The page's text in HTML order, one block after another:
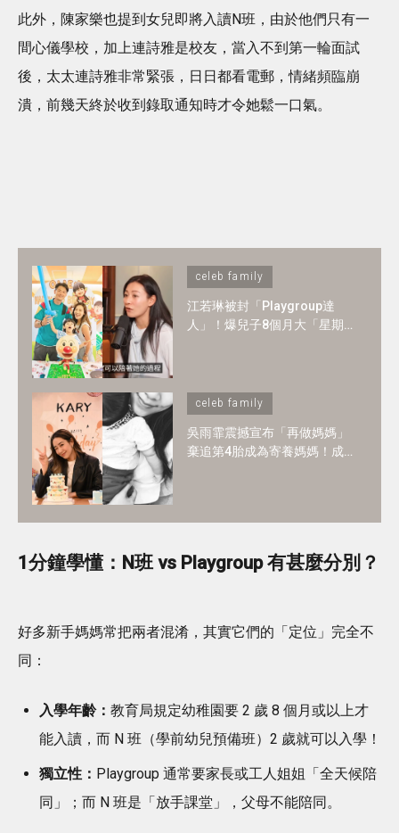
此外，陳家樂也提到女兒即將入讀N班，由於他們只有一
間心儀學校，加上連詩雅是校友，當入不到第一輪面試
後，太太連詩雅非常緊張，日日都看電郵，情緒頻臨崩
潰，前幾天終於收到錄取通知時才令她鬆一口氣。
celeb family
江若琳被封「Playgroup達
人」！爆兒子8個月大「星期
celeb family
吳雨霏震撼宣布「再做媽媽」
棄追第4胎成為寄養媽媽！成
1分鐘學懂：N班 vs Playgroup 有甚麼分別？
好多新手媽媽常把兩者混淆，其實它們的「定位」完全不
同：
入學年齡： 教育局規定幼稚園要 2 歲 8 個月或以上才
能入讀，而 N 班（學前幼兒預備班）2 歲就可以入學！
獨立性： Playgroup 通常要家長或工人姐姐「全天候陪
同」；而 N 班是「放手課堂」，父母不能陪同。